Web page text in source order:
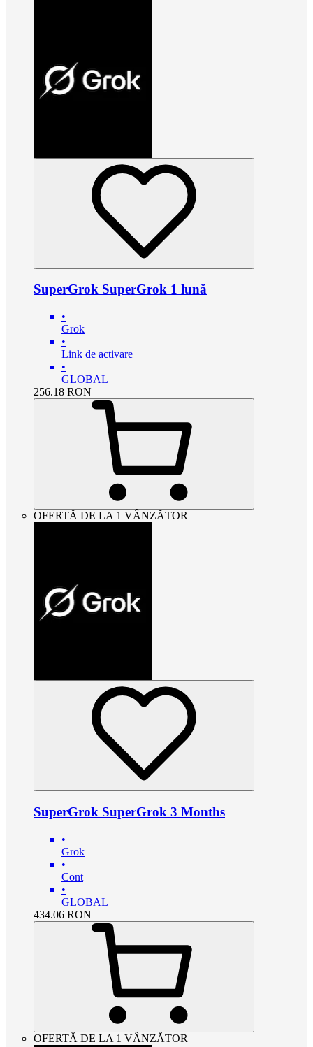
SuperGrok SuperGrok 1 lună
•
Grok
•
Link de activare
•
GLOBAL
256.18 RON
OFERTĂ DE LA 1 VÂNZĂTOR
SuperGrok SuperGrok 3 Months
•
Grok
•
Cont
•
GLOBAL
434.06 RON
OFERTĂ DE LA 1 VÂNZĂTOR